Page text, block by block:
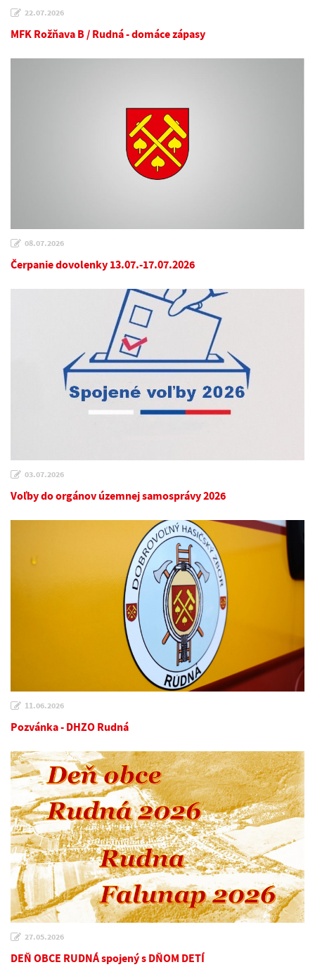
22.07.2026
MFK Rožňava B / Rudná - domáce zápasy
08.07.2026
Čerpanie dovolenky 13.07.-17.07.2026
03.07.2026
Voľby do orgánov územnej samosprávy 2026
11.06.2026
Pozvánka - DHZO Rudná
27.05.2026
DEŇ OBCE RUDNÁ spojený s DŇOM DETÍ